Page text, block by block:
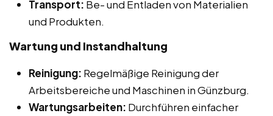
Transport: Be- und Entladen von Materialien
und Produkten.
Wartung und Instandhaltung
Reinigung: Regelmäßige Reinigung der
Arbeitsbereiche und Maschinen in Günzburg.
Wartungsarbeiten: Durchführen einfacher